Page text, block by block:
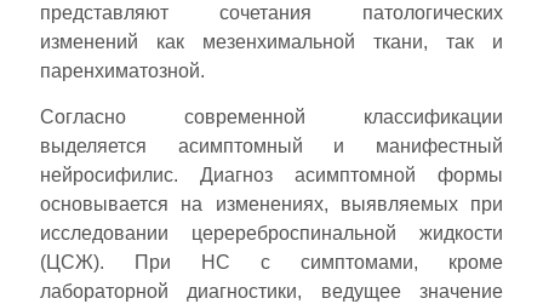
представляют сочетания патологических
изменений как мезенхимальной ткани, так и
паренхиматозной.
Согласно современной классификации
выделяется асимптомный и манифестный
нейросифилис. Диагноз асимптомной формы
основывается на изменениях, выявляемых при
исследовании церереброспинальной жидкости
(ЦСЖ). При НС с симптомами, кроме
лабораторной диагностики, ведущее значение